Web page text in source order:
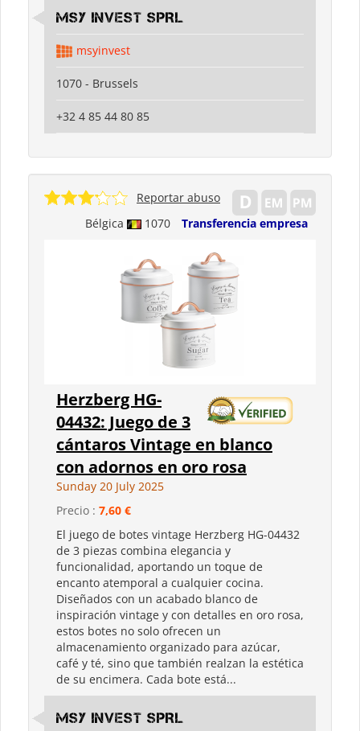
MSY INVEST SPRL
msyinvest
1070 - Brussels
+32 4 85 44 80 85
Bélgica 1070 Transferencia empresa
Reportar abuso
Herzberg HG-
04432: Juego de 3
cántaros Vintage en blanco
con adornos en oro rosa
Sunday 20 July 2025
Precio : 7,60 €
El juego de botes vintage Herzberg HG-04432
de 3 piezas combina elegancia y
funcionalidad, aportando un toque de
encanto atemporal a cualquier cocina.
Diseñados con un acabado blanco de
inspiración vintage y con detalles en oro rosa,
estos botes no solo ofrecen un
almacenamiento organizado para azúcar,
café y té, sino que también realzan la estética
de su encimera. Cada bote está...
MSY INVEST SPRL